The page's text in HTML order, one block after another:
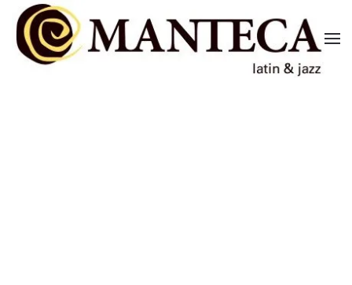
Skip to main content